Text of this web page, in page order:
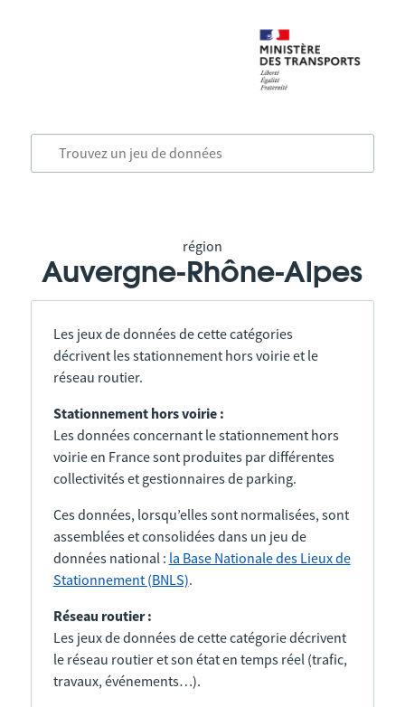
région
Auvergne-Rhône-Alpes
Les jeux de données de cette catégories
décrivent les stationnement hors voirie et le
réseau routier.
Stationnement hors voirie :
Les données concernant le stationnement hors
voirie en France sont produites par différentes
collectivités et gestionnaires de parking.
Ces données, lorsqu’elles sont normalisées, sont
assemblées et consolidées dans un jeu de
données national : la Base Nationale des Lieux de
Stationnement (BNLS).
Réseau routier :
Les jeux de données de cette catégorie décrivent
le réseau routier et son état en temps réel (trafic,
travaux, événements…).